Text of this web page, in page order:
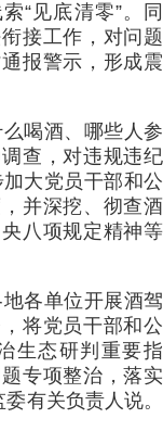
“见底清零”。同
接工作，对问题
报警示，形成震
喝酒、哪些人参
查，对违规违纪
大党员干部和公
并深挖、彻查酒
八项规定精神等
各单位开展酒驾
将党员干部和公
生态研判重要指
专项整治，落实
有关负责人说。